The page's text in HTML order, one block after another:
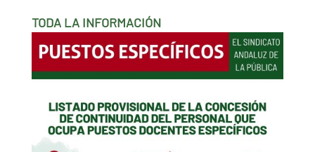
TODA LA INFORMACIÓN